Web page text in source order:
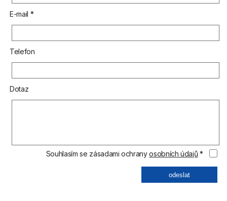
E-mail *
Telefon
Dotaz
Souhlasím se zásadami ochranyosobních údajů*
odeslat